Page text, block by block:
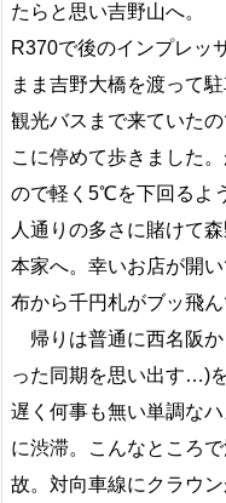
たらと思い吉野山へ。
R370で後のインプレッ
まま吉野大橋を渡って
観光バスまで来ていた
こに停めて歩きました
ので軽く5℃を下回るよ
人通りの多さに賭けて
本家へ。幸いお店が開
布から千円札がブッ飛ん
帰りは普通に西名阪か
った同期を思い出す…)
遅く何事も無い単調な
に渋滞。こんなところ
故。対向車線にクラウ